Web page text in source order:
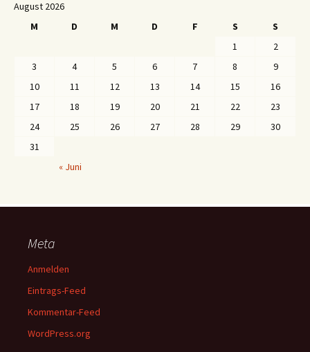
August 2026
M
D M D F S
S
1
2
3
4 5 6 7 8
9
10
11 12 13 14 15
16
17
18 19 20 21 22
23
24
25 26 27 28 29
30
31
« Juni
Meta
Anmelden
Eintrags-Feed
Kommentar-Feed
WordPress.org